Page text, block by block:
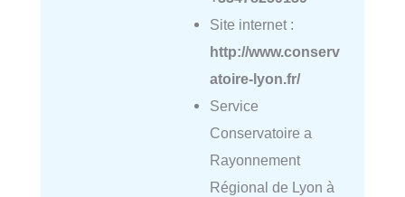
Site internet :
http://www.conserv
atoire-lyon.fr/
Service
Conservatoire a
Rayonnement
Régional de Lyon à